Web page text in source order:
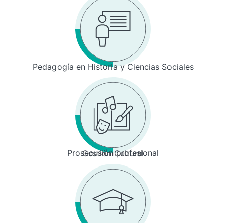
Pedagogía en Historia y Ciencias Sociales
Prosecusión profesional
Gestión Cultural